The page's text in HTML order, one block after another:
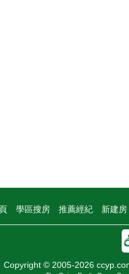
學區搜房 推薦經紀 新建房
Copyright © 2005-2026